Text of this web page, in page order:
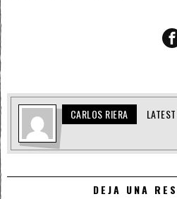
CARLOS RIERA
DEJA UNA